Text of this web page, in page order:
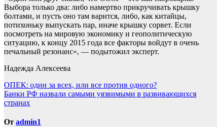
Выбора только два: либо намертво прикручивать крышку
болтами, и пусть оно там варится, либо, как китайцы,
потихоньку выпускать пар, иначе крышку сорвет. Если
посмотреть на мировую экономику и геополитическую
ситуацию, к концу 2015 года все факторы войдут в очень
печальный резонанс», — подытожил эксперт.
Надежда Алексеева
Навигация
по
ОПЕК: один за всех, или все против одного?
Банки РФ назвали самыми уязвимыми в развивающихся
странах
От admin1